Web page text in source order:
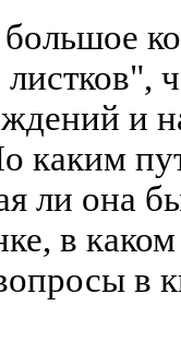
и
каким
ли она
в каком
в